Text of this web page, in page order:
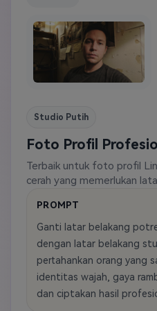
Studio Putih
Foto Profil
Terbaik untuk foto profil
cerah yang memerlukan
PROMPT
Ganti latar belakang
dengan latar belakang
pertahankan orang yang
identitas wajah, gaya
dan ciptakan hasil